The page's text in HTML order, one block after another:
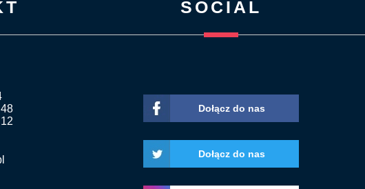
SOCIAL
Dołącz do nas
Dołącz do nas